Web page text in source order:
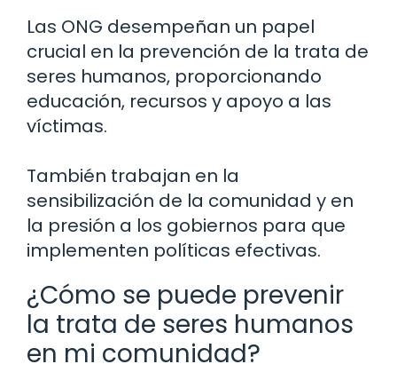
Las ONG desempeñan un papel
crucial en la prevención de la trata de
seres humanos, proporcionando
educación, recursos y apoyo a las
víctimas.
También trabajan en la
sensibilización de la comunidad y en
la presión a los gobiernos para que
implementen políticas efectivas.
¿Cómo se puede prevenir
la trata de seres humanos
en mi comunidad?